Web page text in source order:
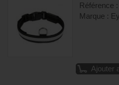
Référence
Marque :
Ajouter